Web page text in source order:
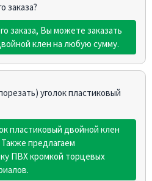
заказа?
заказа, Вы можете заказать
клен на любую сумму.
уголок пластиковый
пластиковый двойной клен
предлагаем
ПВХ кромкой торцевых